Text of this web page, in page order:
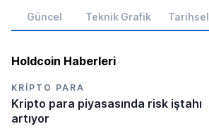
Güncel Teknik Grafik
Holdcoin Haberleri
KRIPTO PARA
Kripto para piyasasında risk iştahı
artıyor